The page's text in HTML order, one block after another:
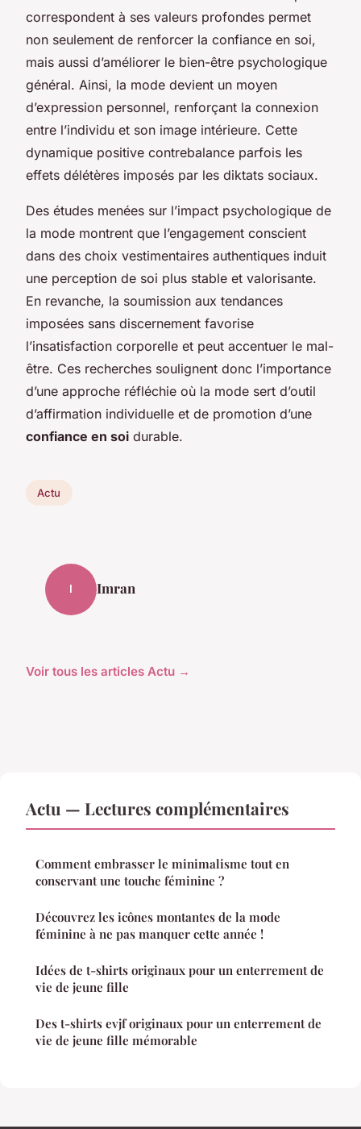
correspondent à ses valeurs profondes permet
non seulement de renforcer la confiance en soi,
mais aussi d’améliorer le bien-être psychologique
général. Ainsi, la mode devient un moyen
d’expression personnel, renforçant la connexion
entre l’individu et son image intérieure. Cette
dynamique positive contrebalance parfois les
effets délétères imposés par les diktats sociaux.
Des études menées sur l’impact psychologique de
la mode montrent que l’engagement conscient
dans des choix vestimentaires authentiques induit
une perception de soi plus stable et valorisante.
En revanche, la soumission aux tendances
imposées sans discernement favorise
l’insatisfaction corporelle et peut accentuer le mal-
être. Ces recherches soulignent donc l’importance
d’une approche réfléchie où la mode sert d’outil
d’affirmation individuelle et de promotion d’une
confiance en soi durable.
Actu
I Imran
Voir tous les articles Actu →
Actu — Lectures complémentaires
Comment embrasser le minimalisme tout en
conservant une touche féminine ?
Découvrez les icônes montantes de la mode
féminine à ne pas manquer cette année !
Idées de t-shirts originaux pour un enterrement de
vie de jeune fille
Des t-shirts evjf originaux pour un enterrement de
vie de jeune fille mémorable